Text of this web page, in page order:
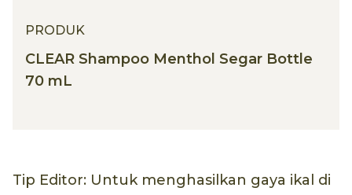
PRODUK
CLEAR Shampoo Menthol Segar Bottle
70 mL
Tip Editor: Untuk menghasilkan gaya ikal di